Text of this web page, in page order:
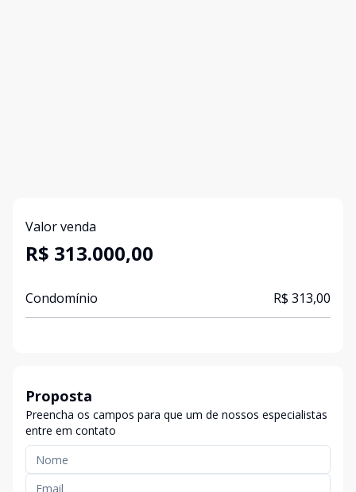
Valor venda
R$ 313.000,00
Condomínio R$ 313,00
Proposta
Preencha os campos para que um de nossos especialistas
entre em contato